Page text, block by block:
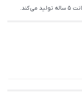
کند.